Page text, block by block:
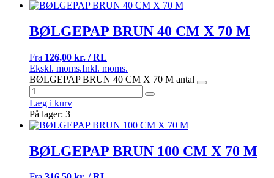
BØLGEPAP BRUN 40 CM X 70 M
Fra 126,00 kr. / RL
Ekskl. moms.Inkl. moms.
BØLGEPAP BRUN 40 CM X 70 M antal
Læg i kurv
På lager: 3
BØLGEPAP BRUN 100 CM X 70 M